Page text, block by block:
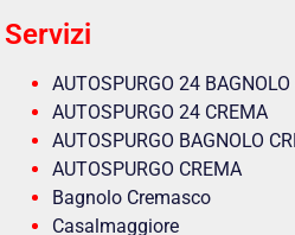
Servizi
AUTOSPURGO 24 BAGNOLO
AUTOSPURGO 24 CREMA
AUTOSPURGO BAGNOLO
AUTOSPURGO CREMA
Bagnolo Cremasco
Casalmaggiore